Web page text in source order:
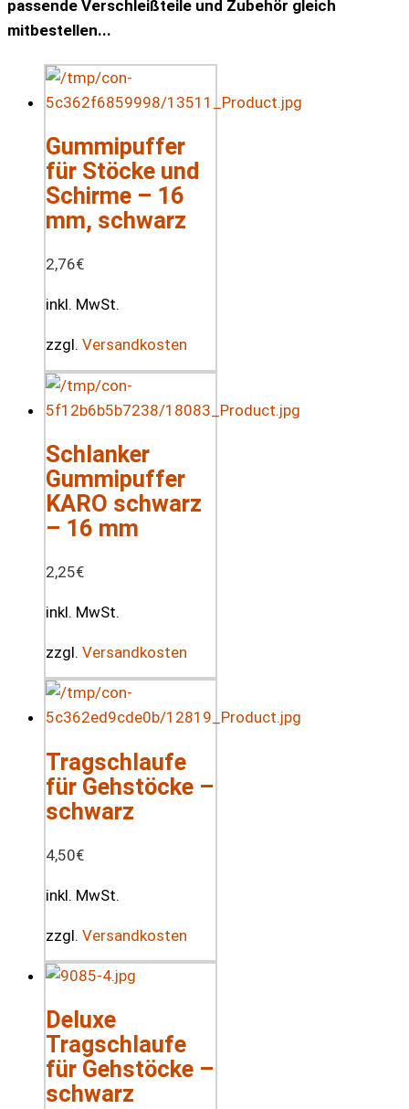
passende Verschleißteile und Zubehör gleich
mitbestellen...
Gummipuffer
für Stöcke und
Schirme – 16
mm, schwarz
2,76€
inkl. MwSt.
zzgl. Versandkosten
Schlanker
Gummipuffer
KARO schwarz
– 16 mm
2,25€
inkl. MwSt.
zzgl. Versandkosten
Tragschlaufe
für Gehstöcke –
schwarz
4,50€
inkl. MwSt.
zzgl. Versandkosten
Deluxe
Tragschlaufe
für Gehstöcke –
schwarz